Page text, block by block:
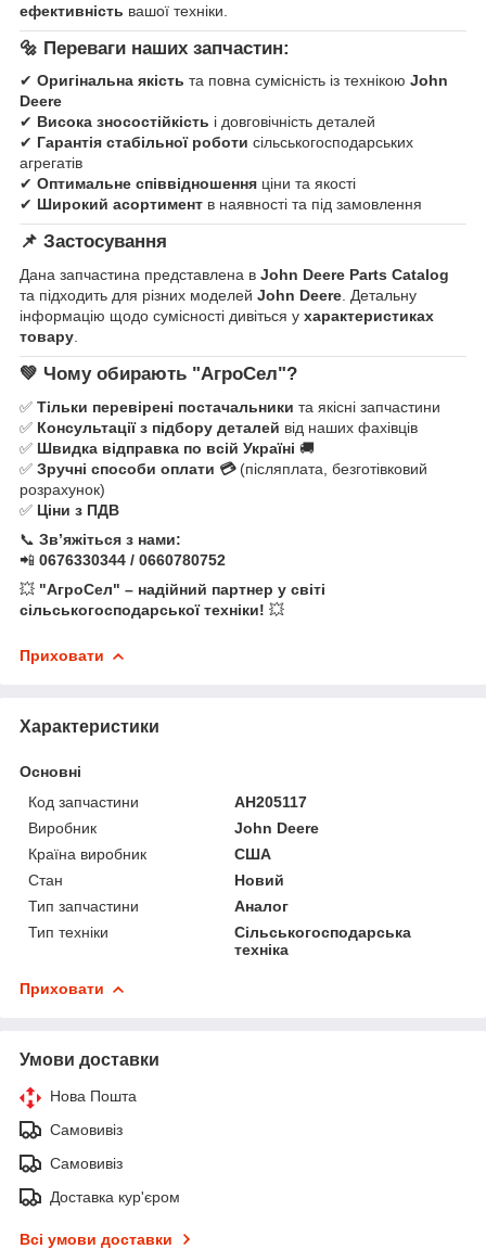
ефективність вашої техніки.
🔩 Переваги наших запчастин:
✔ Оригінальна якість та повна сумісність із технікою John
Deere
✔ Висока зносостійкість і довговічність деталей
✔ Гарантія стабільної роботи сільськогосподарських
агрегатів
✔ Оптимальне співвідношення ціни та якості
✔ Широкий асортимент в наявності та під замовлення
📌 Застосування
Дана запчастина представлена в John Deere Parts Catalog
та підходить для різних моделей John Deere . Детальну
інформацію щодо сумісності дивіться у характеристиках
товару
💚 Чому обирають "АгроСел"?
✅ Тільки перевірені постачальники та якісні запчастини
✅ Консультації з підбору деталей від наших фахівців
✅ Швидка відправка по всій Україні 🚚
✅ Зручні способи оплати 💳(післяплата, безготівковий
розрахунок)
✅ Ціни з ПДВ
📞 Зв’яжіться з нами:
📲 0676330344 / 0660780752
💥 "АгроСел" – надійний партнер у світі
сільськогосподарської техніки! 💥
Приховати
Характеристики
Основні
Код запчастини
AH205117
Виробник
John Deere
Країна виробник
США
Стан
Новий
Тип запчастини
Аналог
Тип техніки
Сільськогосподарська
техніка
Приховати
Умови доставки
Нова Пошта
Самовивіз
Самовивіз
Доставка кур'єром
Всі умови доставки